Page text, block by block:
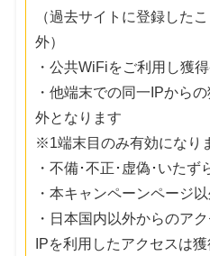
（過去サイトに登録した
外）
・公共WiFiをご利用し獲
・他端末での同一IPから
外となります
※1端末目のみ有効になり
・不備･不正･虚偽･いたず
・本キャンペーンページ
・日本国内以外からのア
IPを利用したアクセスは